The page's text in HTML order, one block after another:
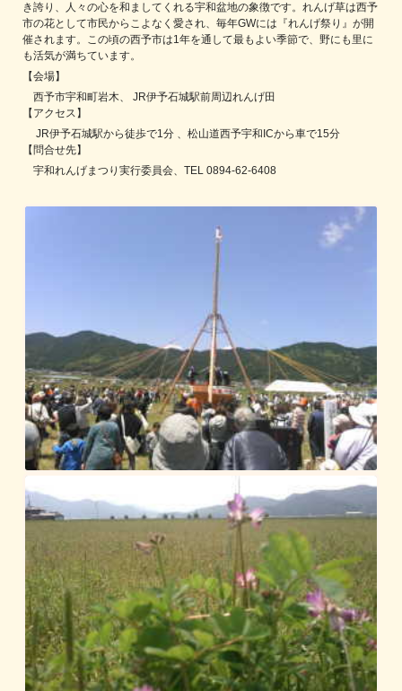
き誇り、人々の心を和ましてくれる宇和盆地の象徴です。れんげ草は西予
市の花として市民からこよなく愛され、毎年GWには『れんげ祭り』が開
催されます。この頃の西予市は1年を通して最もよい季節で、野にも里に
も活気が満ちています。
【会場】
西予市宇和町岩木、 JR伊予石城駅前周辺れんげ田
【アクセス】
JR伊予石城駅から徒歩で1分 、松山道西予宇和ICから車で15分
【問合せ先】
宇和れんげまつり実行委員会、TEL 0894-62-6408